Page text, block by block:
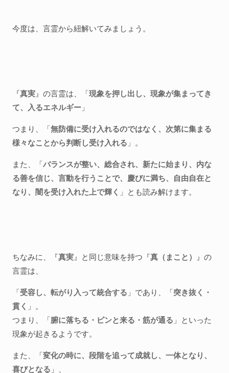
今度は、言霊から紐解いてみましょう。
『真実』の言霊は、「現象を押し出し、現象が集まってき
て、入るエネルギー 」
つまり、「無防備に受け入れるのではなく、次第に集まる
様々なことから判断し受け入れる 」。
また、「バランスが整い、総合され、新たに始まり、内な
る善を信じ、言動を行うことで、慶びに満ち、自由自在と
なり、闇を受け入れた上で輝く 」とも読み解けます。
ちなみに、『真実』と同じ意味を持つ『真（まこと） 』の
言霊は、
「受容し、転がり入って統合する 」であり、「突き抜く・
貫く 」。
つまり、「腑に落ちる・ピンと来る・筋が通る 」といった
現象が起きるようです。
また、「変化の時に、段階を追って成就し、一体となり、
喜びとなる 」、